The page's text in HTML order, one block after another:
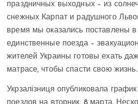
праздничных выходных – из
снежных Карпат и радушного
время мы оказались поставлены в
единственные поезда –
жителей Украины готовы ехать
матрасе, чтобы спасти свою жизнь.
Укрзалізниця опубликовала